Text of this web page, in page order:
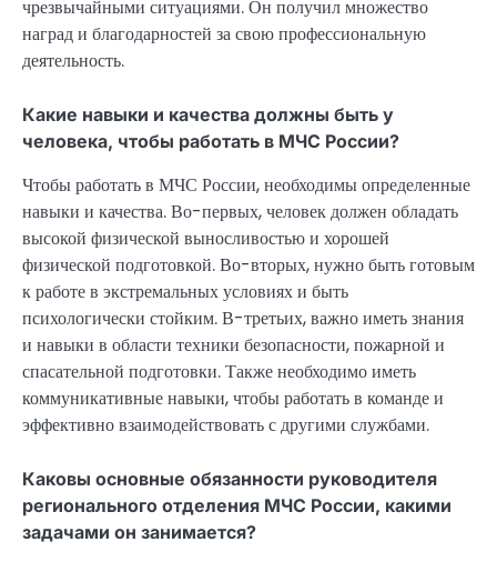
чрезвычайными ситуациями. Он получил множество
наград и благодарностей за свою профессиональную
деятельность.
Какие навыки и качества должны быть у
человека, чтобы работать в МЧС России?
Чтобы работать в МЧС России, необходимы определенные
навыки и качества. Во-первых, человек должен обладать
высокой физической выносливостью и хорошей
физической подготовкой. Во-вторых, нужно быть готовым
к работе в экстремальных условиях и быть
психологически стойким. В-третьих, важно иметь знания
и навыки в области техники безопасности, пожарной и
спасательной подготовки. Также необходимо иметь
коммуникативные навыки, чтобы работать в команде и
эффективно взаимодействовать с другими службами.
Каковы основные обязанности руководителя
регионального отделения МЧС России, какими
задачами он занимается?